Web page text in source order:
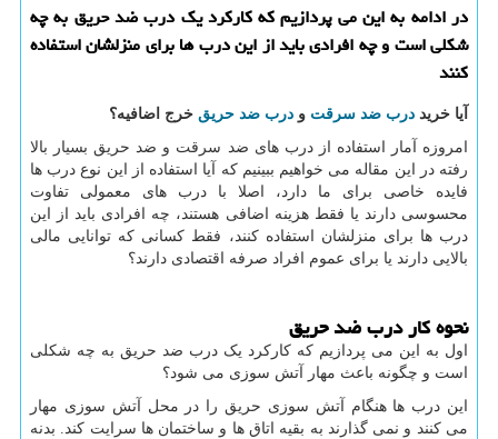
در ادامه به این می پردازیم كه كاركرد یك درب ضد حریق به چه
شكلی است و چه افرادی باید از این درب ها برای منزلشان استفاده
كنند
آیا خرید درب ضد سرقت و درب ضد حریق خرج اضافیه؟
امروزه آمار استفاده از درب های ضد سرقت و ضد حریق بسیار بالا
رفته در این مقاله می خواهیم ببینیم که آیا استفاده از این نوع درب ها
فایده خاصی برای ما دارد، اصلا با درب های معمولی تفاوت
محسوسی دارند یا فقط هزینه اضافی هستند، چه افرادی باید از این
درب ها برای منزلشان استفاده کنند، فقط کسانی که توانایی مالی
بالایی دارند یا برای عموم افراد صرفه اقتصادی دارند؟
نحوه کار درب ضد حریق
اول به این می پردازیم که کارکرد یک درب ضد حریق به چه شکلی
است و چگونه باعث مهار آتش سوزی می شود؟
این درب ها هنگام آتش سوزی حریق را در محل آتش سوزی مهار
می کنند و نمی گذارند به بقیه اتاق ها و ساختمان ها سرایت کند. بدنه